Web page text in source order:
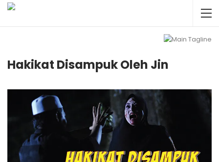
Hakikat Disampuk Oleh Jin